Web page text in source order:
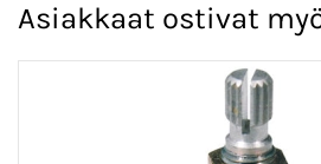
Asiakkaat ostivat